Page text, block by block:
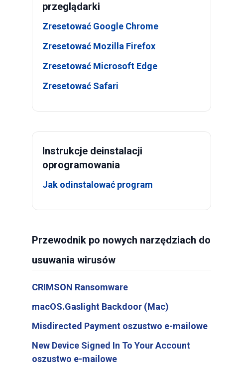
przeglądarki
Zresetować Google Chrome
Zresetować Mozilla Firefox
Zresetować Microsoft Edge
Zresetować Safari
Instrukcje deinstalacji
oprogramowania
Jak odinstalować program
Przewodnik po nowych narzędziach do
usuwania wirusów
CRIMSON Ransomware
macOS.Gaslight Backdoor (Mac)
Misdirected Payment oszustwo e-mailowe
New Device Signed In To Your Account
oszustwo e-mailowe